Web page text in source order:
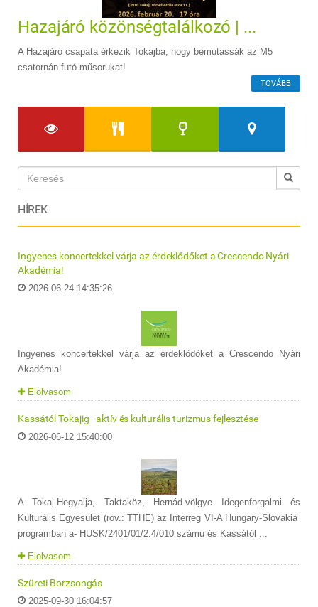
Hazajáró közönségtalálkozó | ...
A Hazajáró csapata érkezik Tokajba, hogy bemutassák az M5
csatornán futó műsorukat!
TOVÁBB
HÍREK
Ingyenes koncertekkel várja az érdeklődőket a Crescendo Nyári
Akadémia!
2026-06-24 14:35:26
Ingyenes koncertekkel várja az érdeklődőket a Crescendo Nyári
Akadémia!
Elolvasom
Kassától Tokajig - aktív és kulturális turizmus fejlesztése
2026-06-12 15:40:00
A Tokaj-Hegyalja, Taktaköz, Hernád-völgye Idegenforgalmi és
Kulturális Egyesület (röv.: TTHE) az Interreg VI-A Hungary-Slovakia
programban a- HUSK/2401/01/2.4/010 számú és Kassától ...
Elolvasom
Szüreti Borzsongás
2025-09-30 16:04:57